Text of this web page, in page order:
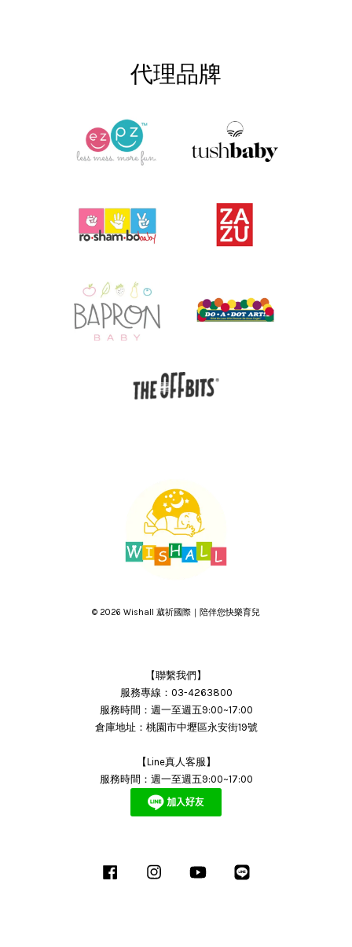
代理品牌
© 2026 Wishall 葳祈國際｜陪伴您快樂育兒
【聯繫我們】
服務專線：03-4263800
服務時間：週一至週五9:00~17:00
倉庫地址：桃園市中壢區永安街19號
【Line真人客服】
服務時間：週一至週五9:00~17:00
Facebook Instagram YouTube